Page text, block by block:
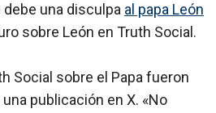
una disculpa al papa León
sobre León en Truth Social.
Social sobre el Papa fueron
publicación en X. «No